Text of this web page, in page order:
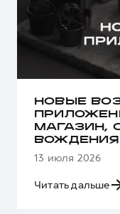
НОВЫЕ
МАГАЗИН,
ВОЖДЕНИЯ
13 июля 2026
Читать дальше